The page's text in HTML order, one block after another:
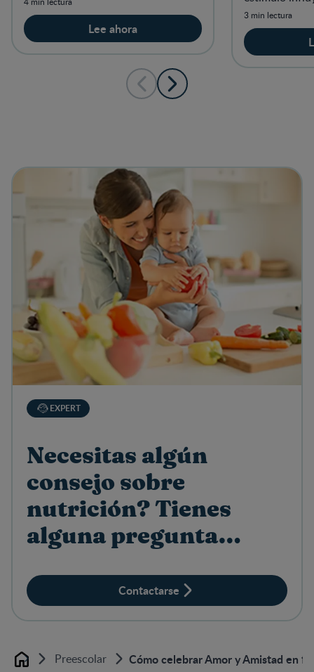
Lee ahora
3 min lectura
View details
EXPERT
Necesitas algún
consejo sobre
nutrición? Tienes
alguna pregunta
Contactarse
Home Preescolar Cómo celebrar Amor y Amistad en